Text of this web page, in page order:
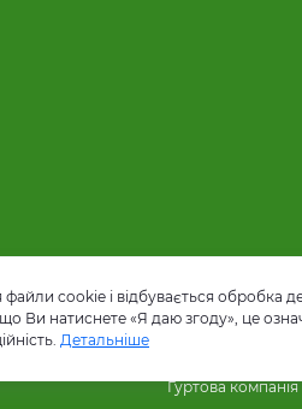
Гуртова
cookie і відбувається обробка
Ви натиснете «Я даю згоду», це
Детальніше